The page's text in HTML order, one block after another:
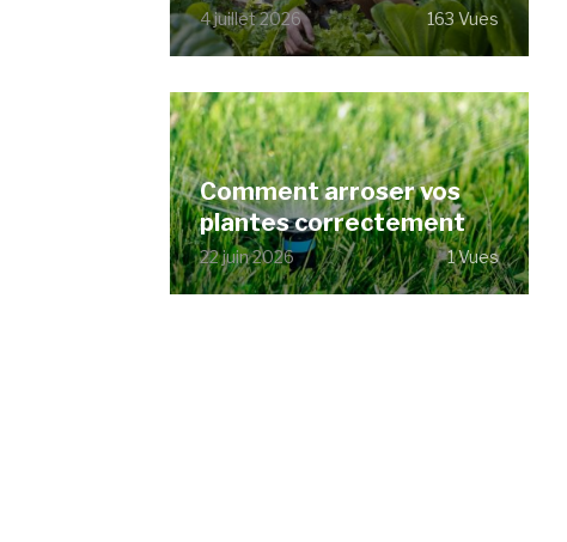
4 juillet 2026 163 Vues
Comment arroser vos
plantes correctement
22 juin 2026 1 Vues